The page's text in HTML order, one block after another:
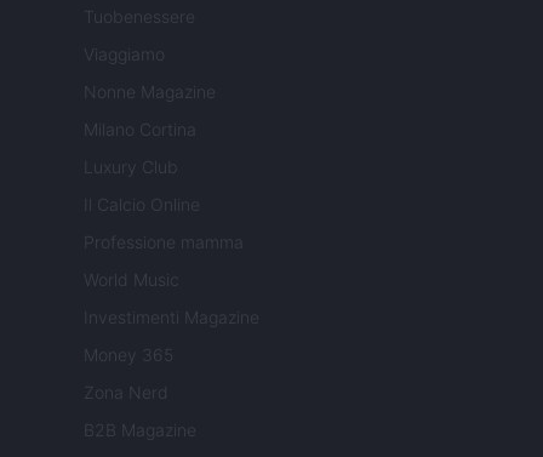
Tuobenessere
Viaggiamo
Nonne Magazine
Milano Cortina
Luxury Club
Il Calcio Online
Professione mamma
World Music
Investimenti Magazine
Money 365
Zona Nerd
B2B Magazine